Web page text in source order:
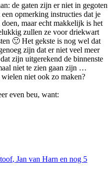
de gaten zijn er niet in gegoten
opmerking instructies dat je
maar echt makkelijk is het
zullen ze voor driekwart
🙂 Het gekste is nog wel dat
zijn dat er niet veel meer
zijn uitgerekend de binnenste
niet te zien gaan zijn …
niet ook zo maken?
even beu, want:
, Jan van Harn en nog 5